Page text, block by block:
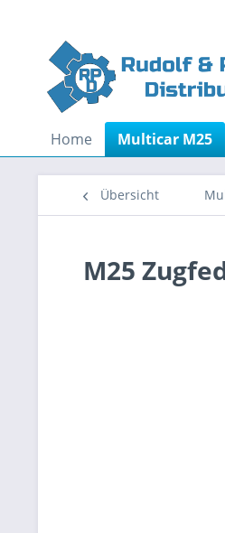
Home Multicar M25
Übersicht
M25